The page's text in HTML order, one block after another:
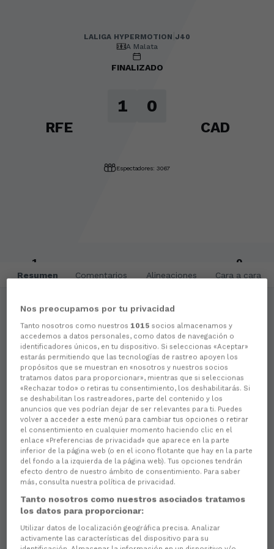
LALIGA HYPERMOTION J40
A Malata
FINALIZADO
RFE
1 0
CAD
Espectadores: 3067
1 0
Resumen Comentarios Alineaciones Cara a cara
Momentos destacados
46
GALERÍA | Racing Club Ferrol vs
Cádiz CF | A Malata | Jornada 40
PRIMER EQUIPO
Nos preocupamos por tu privacidad
Tanto nosotros como nuestros 1015 socios almacenamos y
accedemos a datos personales, como datos de navegación o
identificadores únicos, en tu dispositivo. Si seleccionas «Aceptar»
estarás permitiendo que las tecnologías de rastreo apoyen los
propósitos que se muestran en «nosotros y nuestros socios
tratamos datos para proporcionar», mientras que si seleccionas
«Rechazar todo» o retiras tu consentimiento, los deshabilitarás. Si
se deshabilitan los rastreadores, parte del contenido y los
anuncios que ves podrían dejar de ser relevantes para ti. Puedes
volver a acceder a este menú para cambiar tus opciones o retirar
el consentimiento en cualquier momento haciendo clic en el
enlace «Preferencias de privacidad» que aparece en la parte
inferior de la página web (o en el icono flotante que hay en la parte
del fondo a la izquierda de la página web). Tus opciones tendrán
efecto dentro de nuestro ámbito de consentimiento. Para saber
más, consulta nuestra política de privacidad.
Tanto nosotros como nuestros asociados tratamos
los datos para proporcionar:
Utilizar datos de localización geográfica precisa. Analizar
activamente las características del dispositivo para su